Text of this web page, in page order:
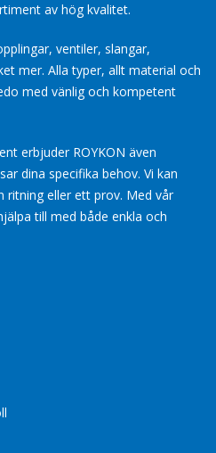
av hög kvalitet.
ventiler, slangar,
mer. Alla typer, allt material och
med vänlig och kompetent
erbjuder ROYKON även
dina specifika behov. Vi kan
ritning eller ett prov. Med vår
till med både enkla och